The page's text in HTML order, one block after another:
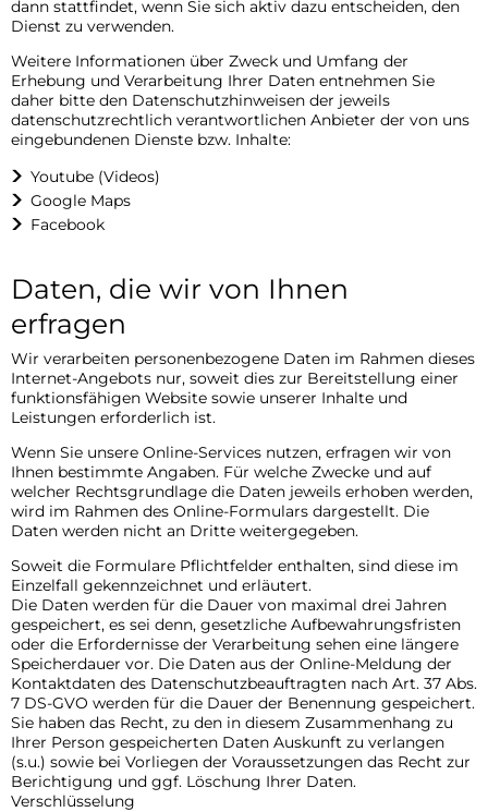
dann stattfindet, wenn Sie sich aktiv dazu entscheiden, den
Dienst zu verwenden.
Weitere Informationen über Zweck und Umfang der
Erhebung und Verarbeitung Ihrer Daten entnehmen Sie
daher bitte den Datenschutzhinweisen der jeweils
datenschutzrechtlich verantwortlichen Anbieter der von uns
eingebundenen Dienste bzw. Inhalte:
Youtube (Videos)
Google Maps
Facebook
Daten, die wir von Ihnen
erfragen
Wir verarbeiten personenbezogene Daten im Rahmen dieses
Internet-Angebots nur, soweit dies zur Bereitstellung einer
funktionsfähigen Website sowie unserer Inhalte und
Leistungen erforderlich ist.
Wenn Sie unsere Online-Services nutzen, erfragen wir von
Ihnen bestimmte Angaben. Für welche Zwecke und auf
welcher Rechtsgrundlage die Daten jeweils erhoben werden,
wird im Rahmen des Online-Formulars dargestellt. Die
Daten werden nicht an Dritte weitergegeben.
Soweit die Formulare Pflichtfelder enthalten, sind diese im
Einzelfall gekennzeichnet und erläutert.
Die Daten werden für die Dauer von maximal drei Jahren
gespeichert, es sei denn, gesetzliche Aufbewahrungsfristen
oder die Erfordernisse der Verarbeitung sehen eine längere
Speicherdauer vor. Die Daten aus der Online-Meldung der
Kontaktdaten des Datenschutzbeauftragten nach Art. 37 Abs.
7 DS-GVO werden für die Dauer der Benennung gespeichert.
Sie haben das Recht, zu den in diesem Zusammenhang zu
Ihrer Person gespeicherten Daten Auskunft zu verlangen
(s.u.) sowie bei Vorliegen der Voraussetzungen das Recht zur
Berichtigung und ggf. Löschung Ihrer Daten.
Verschlüsselung